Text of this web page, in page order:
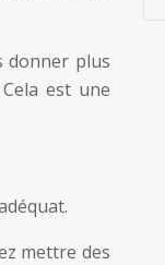
donner plus
est une
mettre des